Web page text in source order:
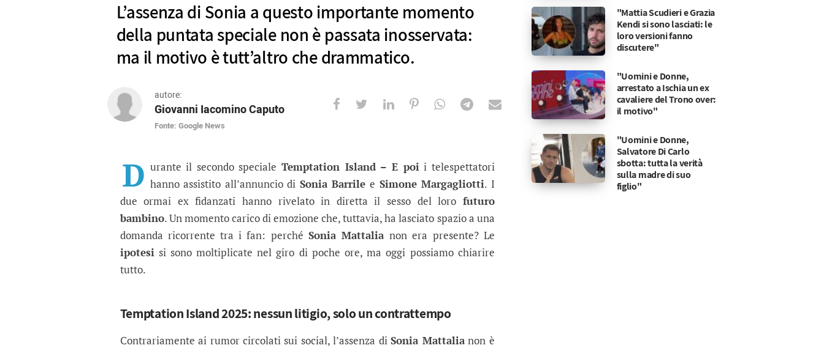
L’assenza di Sonia a questo importante momento
della puntata speciale non è passata inosservata:
ma il motivo è tutt’altro che drammatico.
autore:
Giovanni Iacomino Caputo
Fonte: Google News
Temptation Island, Sonia Mattalia assente all’annuncio di Sonia e Simone: il motivo
L’assenza di Sonia a questo importante momento della puntata speciale non è passata inosservata: ma il motivo è tutt’altro che
D urante il secondo specialeTemptation Island – E poii telespettatori
hanno assistito all’annuncio di Sonia Barrile e Simone Margagliotti. I
due ormai ex fidanzati hanno rivelato in diretta il sesso del loro futuro
bambino. Un momento carico di emozione che, tuttavia, ha lasciato spazio a una
domanda ricorrente tra i fan: perché Sonia Mattalianon era presente? Le
ipotesisi sono moltiplicate nel giro di poche ore, ma oggi possiamo chiarire
tutto.
Temptation Island 2025: nessun litigio, solo un contrattempo
Contrariamente ai rumor circolati sui social, l’assenza diSonia Mattalianon è
"Mattia Scudieri e Grazia
Kendi si sono lasciati: le
loro versioni fanno
discutere"
"Uomini e Donne,
arrestato a Ischia un ex
cavaliere del Trono over:
il motivo"
"Uomini e Donne,
Salvatore Di Carlo
sbotta: tutta la verità
sulla madre di suo
figlio"